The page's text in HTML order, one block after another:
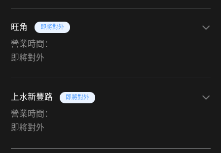
旺角 即將對外
營業時間：
即將對外
上水新豐路 即將對外
營業時間：
即將對外